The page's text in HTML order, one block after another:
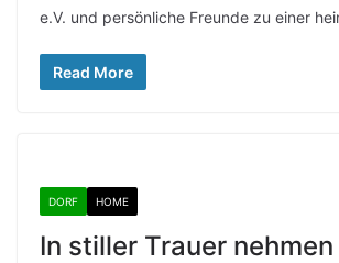
e.V. und persönliche Freunde zu einer
Read More
DORF HOME
In stiller Trauer